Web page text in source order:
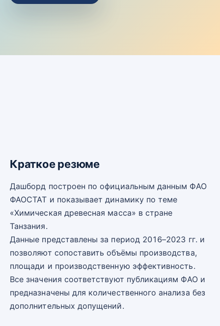
Краткое резюме
Дашборд построен по официальным данным ФАО
ФАОСТАТ и показывает динамику по теме
«Химическая древесная масса» в стране
Танзания.
Данные представлены за период 2016–2023 гг. и
позволяют сопоставить объёмы производства,
площади и производственную эффективность.
Все значения соответствуют публикациям ФАО и
предназначены для количественного анализа без
дополнительных допущений.